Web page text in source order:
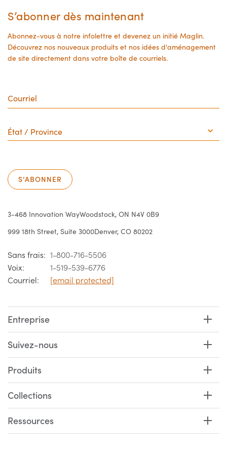
page
S’abonner dès maintenant
Abonnez-vous à notre infolettre et devenez un initié Maglin.
Découvrez nos nouveaux produits et nos idées d'aménagement
de site directement dans votre boîte de courriels.
/
Province
S’ABONNER
3-468 Innovation WayWoodstock, ON N4V 0B9
999 18th Street, Suite 3000Denver, CO 80202
Sans frais: 1-800-716-5506
Voix:
1-519-539-6776
Courriel:
[email protected]
Entreprise
Suivez-nous
Produits
Collections
Ressources